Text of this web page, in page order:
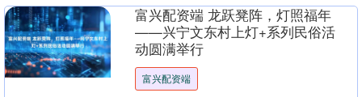
集....
富兴配资端 龙跃凳阵，灯照福年
——兴宁文东村上灯+系列民俗活
动圆满举行
富兴配资端